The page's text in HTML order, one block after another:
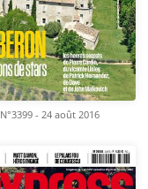
N°3399 - 24 août 2016